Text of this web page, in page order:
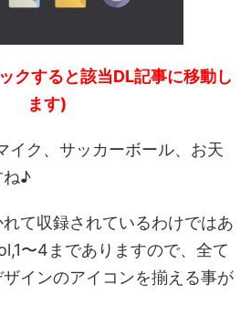
クすると該当DL記事に移動し
ます)
イク、サッカーボール、お天
ね♪
て収録されているわけではあ
〜4までありますので、全て
インのアイコンを揃える事が